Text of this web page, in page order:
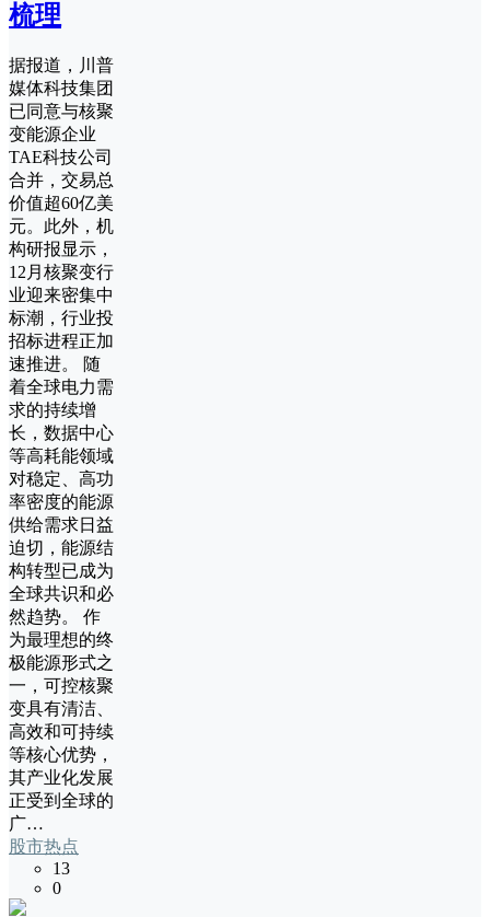
梳理
据报道，川普
媒体科技集团
已同意与核聚
变能源企业
TAE科技公司
合并，交易总
价值超60亿美
元。此外，机
构研报显示，
12月核聚变行
业迎来密集中
标潮，行业投
招标进程正加
速推进。 随
着全球电力需
求的持续增
长，数据中心
等高耗能领域
对稳定、高功
率密度的能源
供给需求日益
迫切，能源结
构转型已成为
全球共识和必
然趋势。 作
为最理想的终
极能源形式之
一，可控核聚
变具有清洁、
高效和可持续
等核心优势，
其产业化发展
正受到全球的
广…
股市热点
13
0